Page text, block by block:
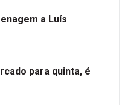
a Luís
para quinta, é